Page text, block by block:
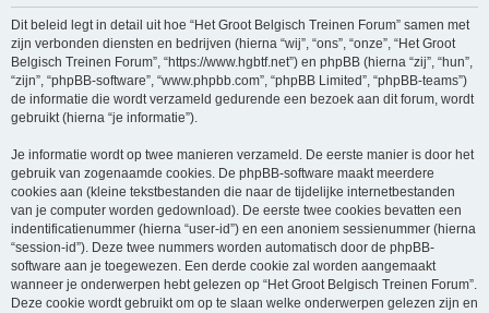
Dit beleid legt in detail uit hoe “Het Groot Belgisch Treinen Forum” samen met
zijn verbonden diensten en bedrijven (hierna “wij”, “ons”, “onze”, “Het Groot
Belgisch Treinen Forum”, “https://www.hgbtf.net”) en phpBB (hierna “zij”, “hun”,
“zijn”, “phpBB-software”, “www.phpbb.com”, “phpBB Limited”, “phpBB-teams”)
de informatie die wordt verzameld gedurende een bezoek aan dit forum, wordt
gebruikt (hierna “je informatie”).
Je informatie wordt op twee manieren verzameld. De eerste manier is door het
gebruik van zogenaamde cookies. De phpBB-software maakt meerdere
cookies aan (kleine tekstbestanden die naar de tijdelijke internetbestanden
van je computer worden gedownload). De eerste twee cookies bevatten een
indentificatienummer (hierna “user-id”) en een anoniem sessienummer (hierna
“session-id”). Deze twee nummers worden automatisch door de phpBB-
software aan je toegewezen. Een derde cookie zal worden aangemaakt
wanneer je onderwerpen hebt gelezen op “Het Groot Belgisch Treinen Forum”.
Deze cookie wordt gebruikt om op te slaan welke onderwerpen gelezen zijn en